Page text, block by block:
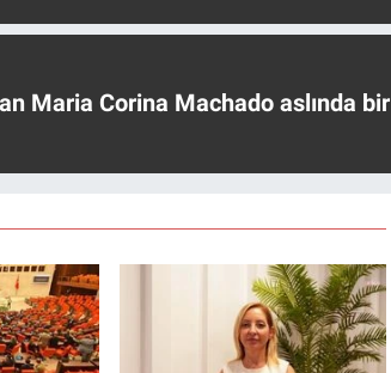
Maria Corina Machado aslında bir